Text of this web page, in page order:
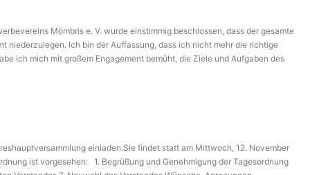
Mömbris e. V. wurde einstimmig beschlossen, dass der gesamte
niederzulegen. Ich bin der Auffassung, dass ich nicht mehr die richtige
ich mich mit großem Engagement bemüht, die Ziele und Aufgaben des
einladen.Sie findet statt am Mittwoch, 12. November
ist vorgesehen: 1. Begrüßung und Genehmigung der Tagesordnung